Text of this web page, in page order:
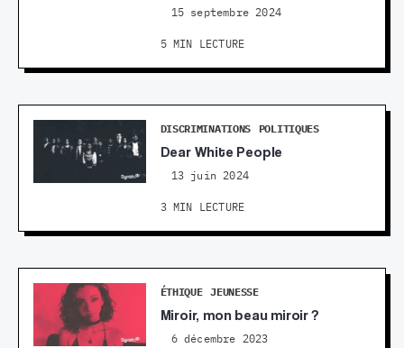
15 septembre 2024
5 MIN LECTURE
DISCRIMINATIONS POLITIQUES
Dear White People
13 juin 2024
3 MIN LECTURE
ÉTHIQUE JEUNESSE
Miroir, mon beau miroir ?
6 décembre 2023